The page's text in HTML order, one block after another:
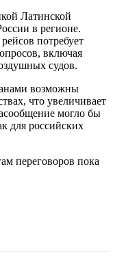
Латинской
в регионе.
потребует
включая
судов.
возможны
что увеличивает
могло бы
для российских
переговоров пока